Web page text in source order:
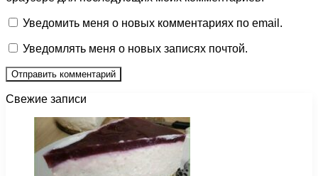
Уведомить меня о новых комментариях по email.
Уведомлять меня о новых записях почтой.
Свежие записи